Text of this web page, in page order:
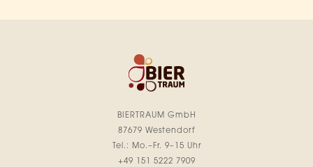
BIERTRAUM GmbH
87679 Westendorf
Tel.: Mo.–Fr. 9–15 Uhr
+49 151 5222 7909